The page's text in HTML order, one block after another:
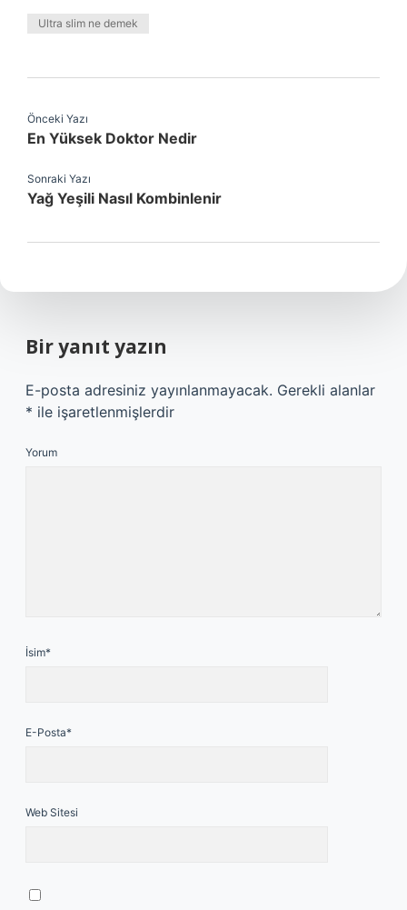
Ultra slim ne demek
Önceki Yazı
En Yüksek Doktor Nedir
Sonraki Yazı
Yağ Yeşili Nasıl Kombinlenir
Bir yanıt yazın
E-posta adresiniz yayınlanmayacak. Gerekli alanlar
* ile işaretlenmişlerdir
Yorum
İsim*
E-Posta*
Web Sitesi